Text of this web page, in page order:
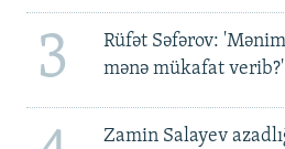
3
Rüfət Səfərov:
mənə mükafat verib?'
Zamin Salayev